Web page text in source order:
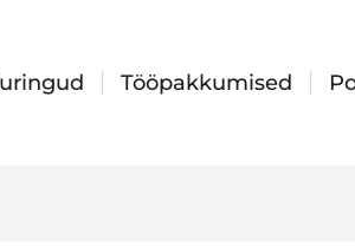
Tööpakkumised